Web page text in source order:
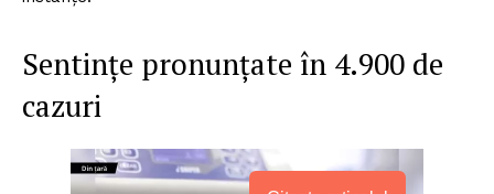
Sentințe pronunțate în 4.900 de
cazuri